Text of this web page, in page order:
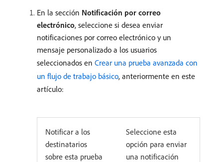
En la sección Notificación por correo
electrónico, seleccione si desea enviar
notificaciones por correo electrónico y un
mensaje personalizado a los usuarios
seleccionados en Crear una prueba avanzada con
un flujo de trabajo básico, anteriormente en este
artículo:
Notificar a los
destinatarios
sobre esta prueba
Seleccione esta
opción para enviar
una notificación